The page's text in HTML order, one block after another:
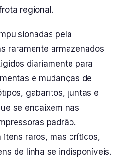
regional.
pela
raramente armazenados
diariamente para
e mudanças de
gabaritos, juntas e
se encaixem nas
padrão.
itens raros, mas críticos,
de linha se indisponíveis.